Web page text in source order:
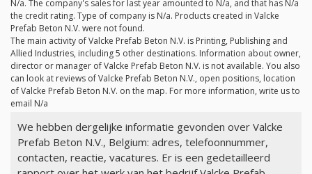
N/a. The company's sales for last year amounted to N/a, and that has N/a
the credit rating. Type of company is N/a. Products created in Valcke
Prefab Beton N.V. were not found.
The main activity of Valcke Prefab Beton N.V. is Printing, Publishing and
Allied Industries, including 5 other destinations. Information about owner,
director or manager of Valcke Prefab Beton N.V. is not available. You also
can look at reviews of Valcke Prefab Beton N.V., open positions, location
of Valcke Prefab Beton N.V. on the map. For more information, write us to
email N/a
We hebben dergelijke informatie gevonden over Valcke
Prefab Beton N.V., Belgium: adres, telefoonnummer,
contacten, reactie, vacatures. Er is een gedetailleerd